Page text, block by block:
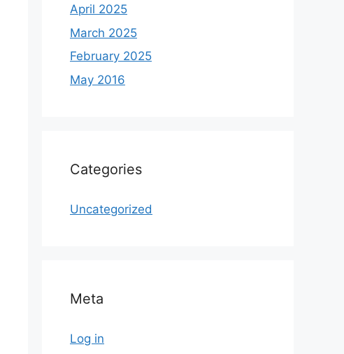
April 2025
March 2025
February 2025
May 2016
Categories
Uncategorized
Meta
Log in